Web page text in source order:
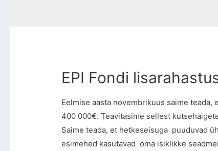
EPI Fondi
Eelmise aasta novembrikuus saime teada,
400 000€. Teavitasime sellest
Saime teada, et hetkeseisuga puuduvad
esimehed kasutavad oma isiklikke